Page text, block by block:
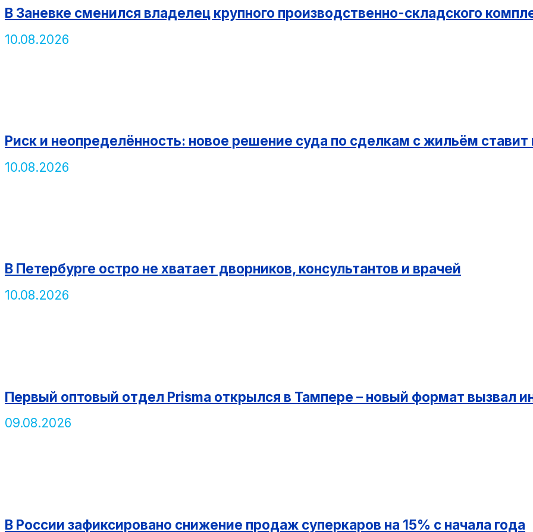
В Заневке сменился владелец крупного производственно-складского
10.08.2026
Риск и неопределённость: новое решение суда по сделкам с жильём ставит
10.08.2026
В Петербурге остро не хватает дворников, консультантов и врачей
10.08.2026
Первый оптовый отдел Prisma открылся в Тампере – новый формат вызвал
09.08.2026
В России зафиксировано снижение продаж суперкаров на 15% с начала года